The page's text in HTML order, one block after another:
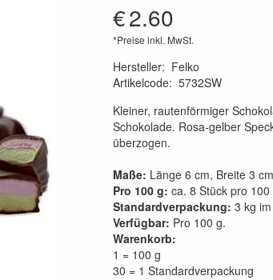
€2.60
*Preise inkl. MwSt.
Hersteller: Felko
Artikelcode: 5732SW
Kleiner, rautenförmiger
Schokolade. Rosa-gelber
überzogen.
Maße: Länge 6 cm, Breite 3
Pro 100 g: ca. 8 Stück pro 100
Standardverpackung: 3 kg
Verfügbar: Pro 100 g.
Warenkorb:
1 = 100 g
30 = 1 Standardverpackung